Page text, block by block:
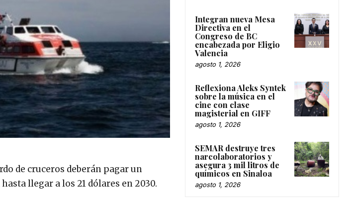
de cruceros deberán pagar un
llegar a los 21 dólares en 2030.
Integran nueva Mesa
Directiva en el
Congreso de BC
encabezada por Eligio
Valencia
agosto 1, 2026
Reflexiona Aleks Syntek
sobre la música en el
cine con clase
magisterial en GIFF
agosto 1, 2026
SEMAR destruye tres
narcolaboratorios y
asegura 3 mil litros de
químicos en Sinaloa
agosto 1, 2026